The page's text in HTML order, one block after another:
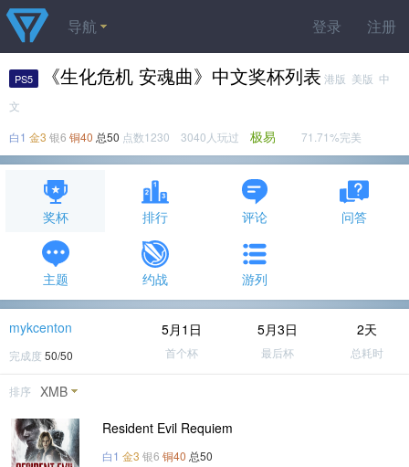
登录 注册
导航
PS5 《生化危机 安魂曲》中文奖杯列表 港版 美版 中
文
白1 金3 银6 铜40 总50 点数1230 3040人玩过 极易 71.71%完美
奖杯 排行 评论 问答
主题 约战 游列
mykcenton
完成度 50/50
5月1日
首个杯
5月3日
最后杯
2天
总耗时
排序 XMB
Resident Evil Requiem
白1 金3 银6 铜40 总50